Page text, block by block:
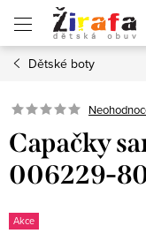
obsah
Dětské boty
Capačky
006229-
Akce